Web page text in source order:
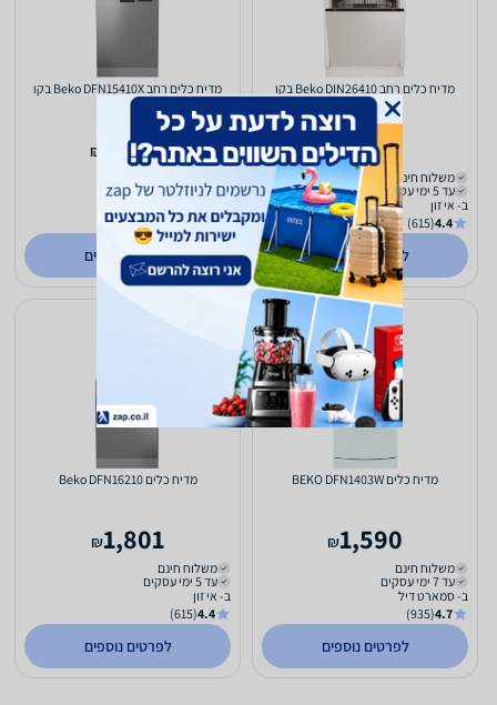
מדיח כלים רחב Beko DIN26410 בקו
1,891
₪
משלוח חינם
עד 5 ימי עסקים
ב- אי זון
4.4
(615)
לפרטים נוספים
מדיח כלים ‏רחב Beko DFN15410X בקו
1,769
₪
עד 5 ימי עסקים
4.5
(327)
לפרטים נוספים
מדיח כלים BEKO DFN1403W
1,590
₪
משלוח חינם
עד 7 ימי עסקים
ב- סמארט דיל
4.7
(935)
לפרטים נוספים
מדיח כלים Beko DFN16210
1,801
₪
משלוח חינם
עד 5 ימי עסקים
ב- אי זון
4.4
(615)
לפרטים נוספים